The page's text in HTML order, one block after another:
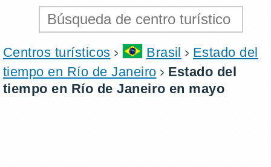
Centros turísticos Brasil
Estado del
tiempo en Río de Janeiro
Estado del
tiempo en Río de Janeiro en mayo